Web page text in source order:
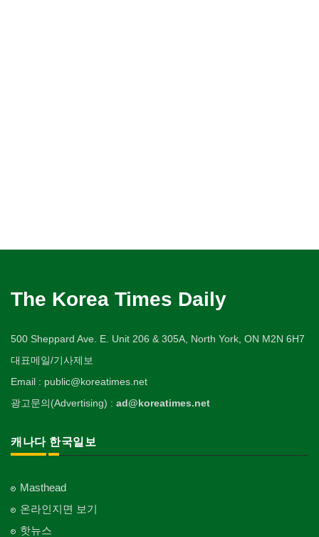
The Korea Times Daily
500 Sheppard Ave. E. Unit 206 & 305A, North York, ON M2N 6H7
대표메일/기사제보
Email : public@koreatimes.net
광고문의(Advertising) : ad@koreatimes.net
캐나다 한국일보
Masthead
온라인지면 보기
핫뉴스